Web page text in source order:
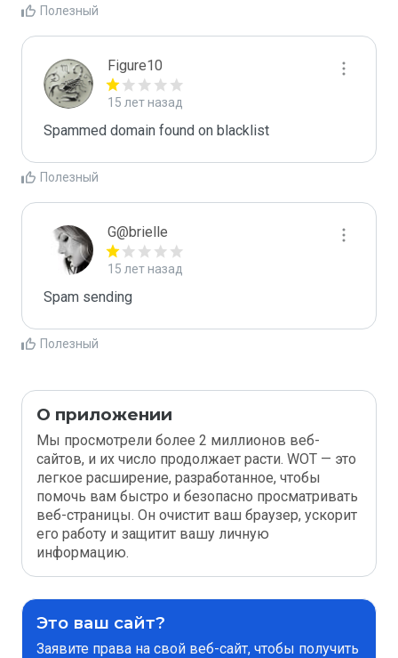
Полезный
Figure10
15 лет назад
Spammed domain found on blacklist
Полезный
G@brielle
15 лет назад
Spam sending
Полезный
О приложении
Мы просмотрели более 2 миллионов веб-
сайтов, и их число продолжает расти. WOT — это
легкое расширение, разработанное, чтобы
помочь вам быстро и безопасно просматривать
веб-страницы. Он очистит ваш браузер, ускорит
его работу и защитит вашу личную
информацию.
Это ваш сайт?
Заявите права на свой веб-сайт, чтобы получить